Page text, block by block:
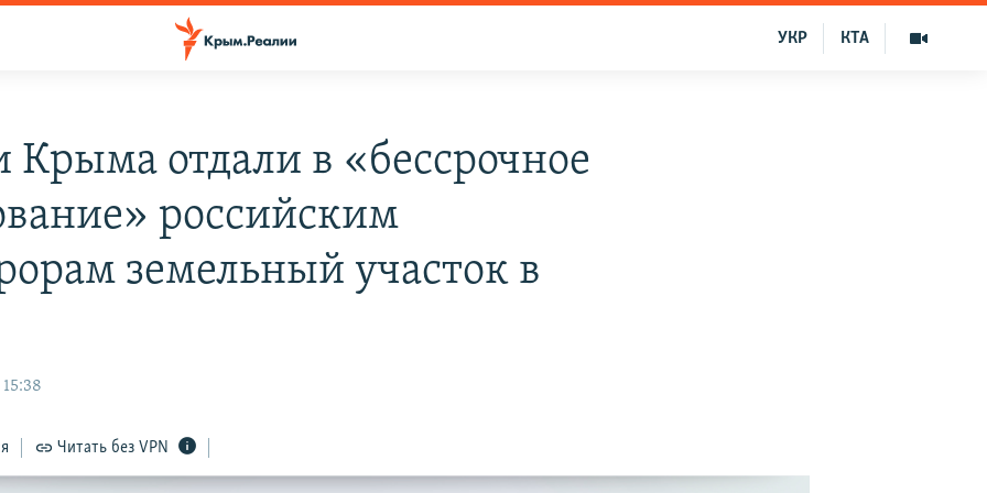
КТА
УКР
Крыма отдали в «бессрочное
российским
земельный участок в
Читать без VPN